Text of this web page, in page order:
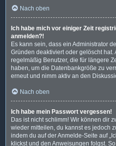
Nach oben
Ich habe mich vor einiger Zeit
anmelden?!
Es kann sein, dass ein Administrator
Gründen deaktiviert oder gelöscht
regelmäßig Benutzer, die für längere
haben, um die Datenbankgröße zu
erneut und nimm aktiv an den
Nach oben
Ich habe mein Passwort vergessen!
Das ist nicht schlimm! Wir können dir
wieder mitteilen, du kannst es jedoch
indem du auf der Anmelde-Seite auf
klickst und den Anweisungen folgst.